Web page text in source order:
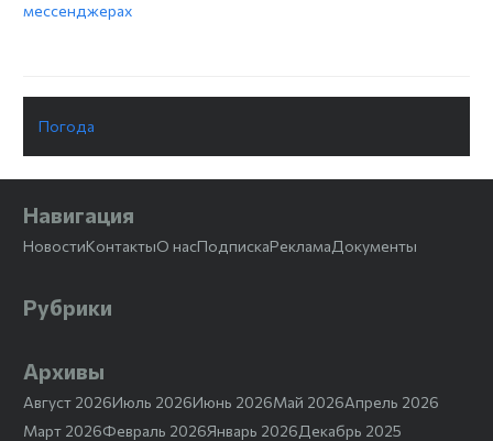
мессенджерах
Погода
Навигация
НовостиКонтактыО насПодпискаРекламаДокументы
Рубрики
Архивы
Август 2026Июль 2026Июнь 2026Май 2026Апрель 2026
Март 2026Февраль 2026Январь 2026Декабрь 2025